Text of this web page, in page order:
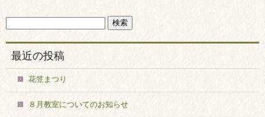
最近の投稿
花笠まつり
８月教室についてのお知らせ